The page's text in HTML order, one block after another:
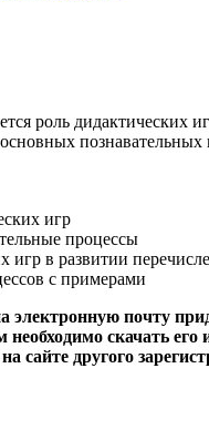
роль дидактических
познавательных
игр
процессы
игр в развитии
с примерами
электронную почту
скачать его
сайте другого